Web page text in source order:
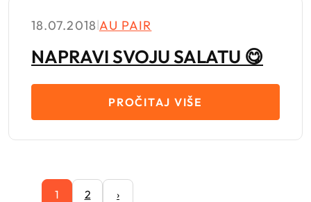
18.07.2018 |AU PAIR
NAPRAVI SVOJU SALATU 😋
PROČITAJ VIŠE
1 2 ›